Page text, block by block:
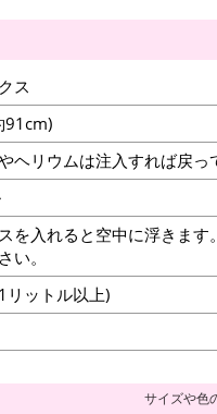
ス
91cm)
ヘリウムは注入すれば戻っ
を入れると空中に浮きま
い。
リットル以上)
サイズや色